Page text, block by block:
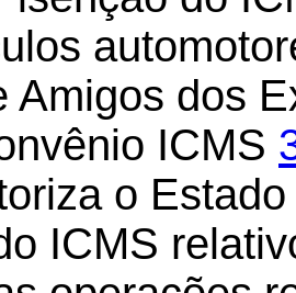
Amigos dos
ICMS
o
ICMS